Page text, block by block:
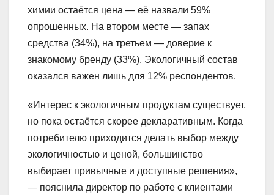
химии остаётся цена — её назвали 59%
опрошенных. На втором месте — запах
средства (34%), на третьем — доверие к
знакомому бренду (33%). Экологичный состав
оказался важен лишь для 12% респондентов.
«Интерес к экологичным продуктам существует,
но пока остаётся скорее декларативным. Когда
потребителю приходится делать выбор между
экологичностью и ценой, большинство
выбирает привычные и доступные решения»,
— пояснила директор по работе с клиентами